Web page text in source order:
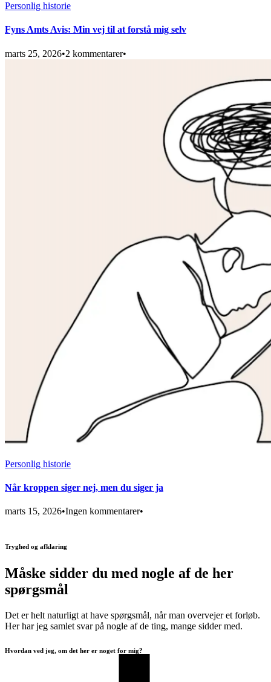
Personlig historie
Fyns Amts Avis: Min vej til at forstå mig selv
marts 25, 2026•2 kommentarer•
Personlig historie
Når kroppen siger nej, men du siger ja
marts 15, 2026•Ingen kommentarer•
Tryghed og afklaring
Måske sidder du med nogle af de her
spørgsmål
Det er helt naturligt at have spørgsmål, når man overvejer et forløb.
Her har jeg samlet svar på nogle af de ting, mange sidder med.
Hvordan ved jeg, om det her er noget for mig?